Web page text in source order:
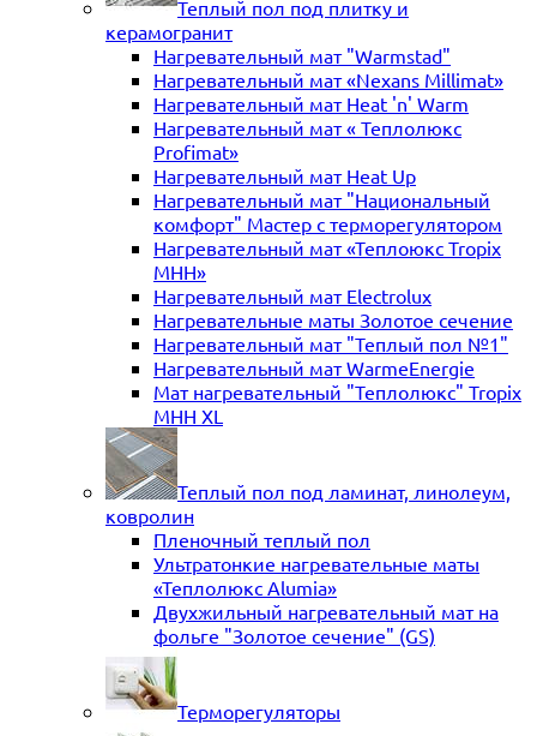
Теплый пол под плитку и
керамогранит
Нагревательный мат "Warmstad"
Нагревательный мат «Nexans Millimat»
Нагревательный мат Heat 'n' Warm
Нагревательный мат « Теплолюкс
Profimat»
Нагревательный мат Heat Up
Нагревательный мат "Национальный
комфорт" Мастер с терморегулятором
Нагревательный мат «Теплоюкс Tropix
MHH»
Нагревательный мат Electrolux
Нагревательные маты Золотое сечение
Нагревательный мат "Теплый пол №1"
Нагревательный мат WarmeEnergie
Мат нагревательный "Теплолюкс" Tropix
МНН XL
Теплый пол под ламинат, линолеум,
ковролин
Пленочный теплый пол
Ультратонкие нагревательные маты
«Теплолюкс Alumia»
Двухжильный нагревательный мат на
фольге "Золотое сечение" (GS)
Терморегуляторы